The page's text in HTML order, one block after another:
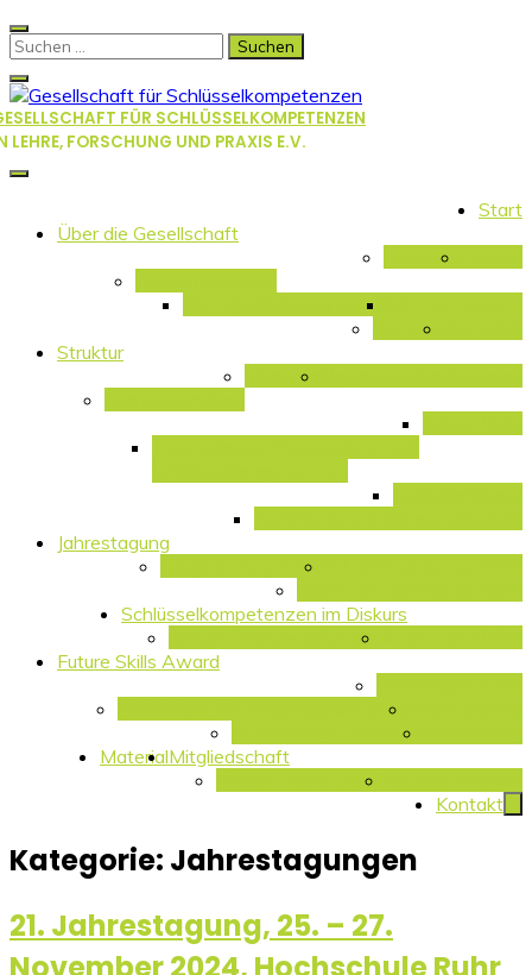
Skip
to
Suchen
FÜR SCHLÜSSELKOMPETENZEN
LEHRE, FORSCHUNG UND PRAXIS E.V.
Start
Über die Gesellschaft
Überblick
SK – Qualitätsstandards
Satzung
Struktur
Vorstand
Jahrestagung
Mitgliedertag 2026
Schlüsselkompetenzen im Diskurs
Aktuelle Veranstaltungen
Future Skills Award
Preisträger der vergangenen Jahre
Bewerbungsverfahren
MaterialMitgliedschaft
Warum mitmachen?
Kontakt
Kategorie: Jahrestagungen
21. Jahrestagung, 25. – 27.
November 2024, Hochschule Ruhr